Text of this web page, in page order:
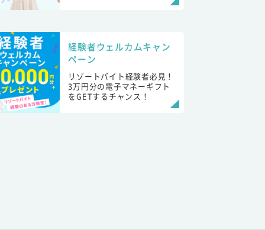
経験者ウェルカムキャン
ペーン
リゾートバイト経験者必見！
3万円分の電子マネーギフト
をGETするチャンス！